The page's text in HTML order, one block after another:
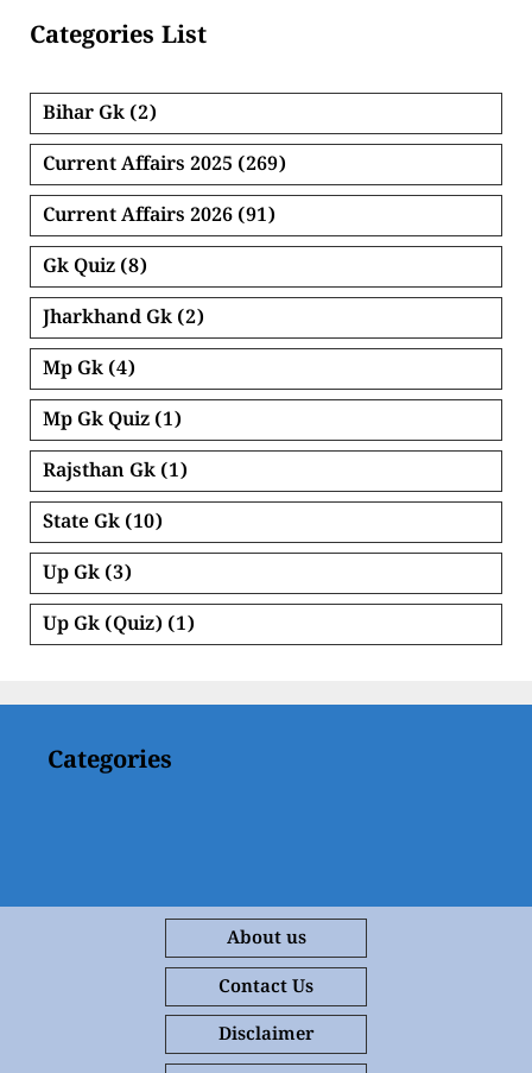
Categories List
Bihar Gk (2)
Current Affairs 2025 (269)
Current Affairs 2026 (91)
Gk Quiz (8)
Jharkhand Gk (2)
Mp Gk (4)
Mp Gk Quiz (1)
Rajsthan Gk (1)
State Gk (10)
Up Gk (3)
Up Gk (Quiz) (1)
Categories
About us
Contact Us
Disclaimer